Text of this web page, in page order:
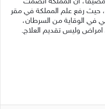
مضيفا، أن المملكة انضمت
لوكالة اتحاد السرطان في عام 2024، حيث رفع علم المملكة في مقر
في الوقاية من السرطان،
امراض وليس تقديم العلاج.